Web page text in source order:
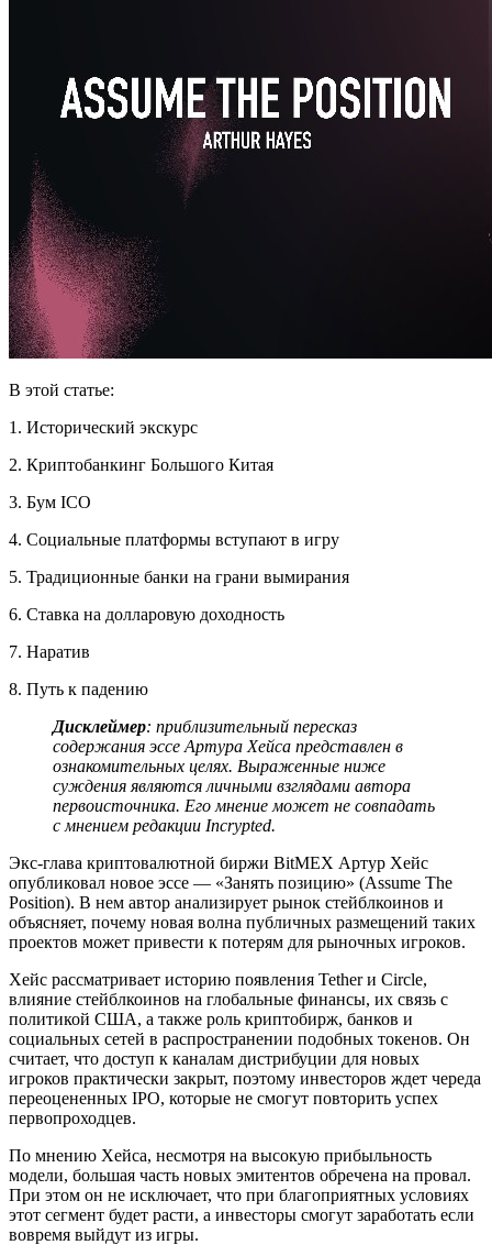
В этой статье:
1. Исторический экскурс
2. Криптобанкинг Большого Китая
3. Бум ICO
4. Социальные платформы вступают в игру
5. Традиционные банки на грани вымирания
6. Ставка на долларовую доходность
7. Наратив
8. Путь к падению
Дисклеймер: приблизительный пересказ
содержания эссе Артура Хейса представлен в
ознакомительных целях. Выраженные ниже
суждения являются личными взглядами автора
первоисточника. Его мнение может не совпадать
с мнением редакции Incrypted.
Экс-глава криптовалютной биржи BitMEX Артур Хейс
опубликовал новое эссе — «Занять позицию» (Assume The
Position). В нем автор анализирует рынок стейблкоинов и
объясняет, почему новая волна публичных размещений таких
проектов может привести к потерям для рыночных игроков.
Хейс рассматривает историю появления Tether и Circle,
влияние стейблкоинов на глобальные финансы, их связь с
политикой США, а также роль криптобирж, банков и
социальных сетей в распространении подобных токенов. Он
считает, что доступ к каналам дистрибуции для новых
игроков практически закрыт, поэтому инвесторов ждет череда
переоцененных IPO, которые не смогут повторить успех
первопроходцев.
По мнению Хейса, несмотря на высокую прибыльность
модели, большая часть новых эмитентов обречена на провал.
При этом он не исключает, что при благоприятных условиях
этот сегмент будет расти, а инвесторы смогут заработать если
вовремя выйдут из игры.